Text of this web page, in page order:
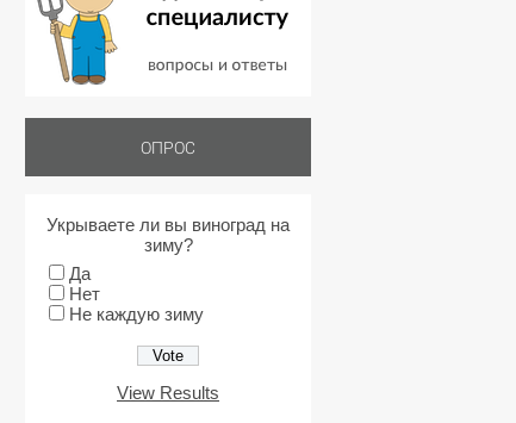
ОПРОС
Укрываете ли вы виноград на
зиму?
Да
Нет
Не каждую зиму
View Results